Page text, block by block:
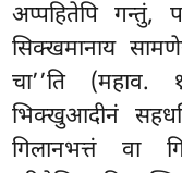
अप्पहितेपि गन्तुं,
सिक्खमानाय
चा’’ति (महाव.
भिक्खुआदीनं
गिलानभत्तं वा